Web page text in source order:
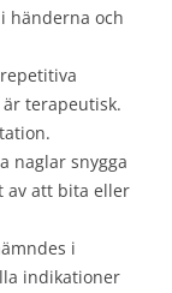
händerna och
terapeutisk.
naglar snygga
av att bita eller
i
indikationer